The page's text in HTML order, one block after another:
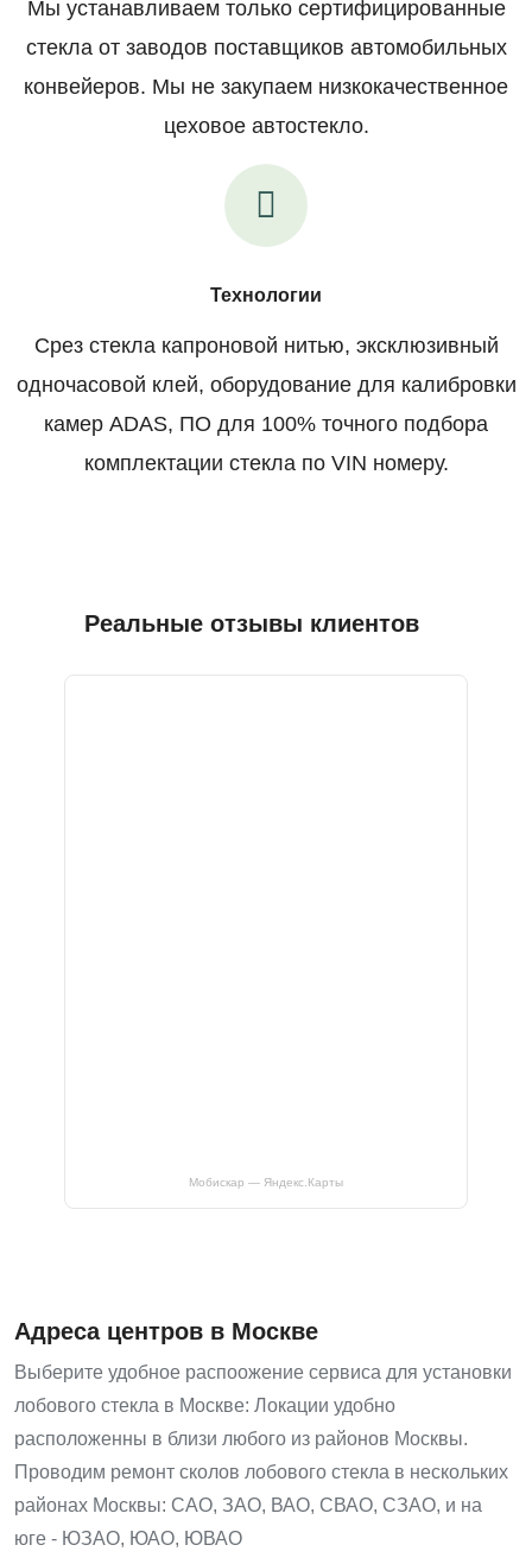
Мы устанавливаем только сертифицированные
стекла от заводов поставщиков автомобильных
конвейеров. Мы не закупаем низкокачественное
цеховое автостекло.
Технологии
Срез стекла капроновой нитью, эксклюзивный
одночасовой клей, оборудование для калибровки
камер ADAS, ПО для 100% точного подбора
комплектации стекла по VIN номеру.
Реальные отзывы клиентов
Мобискар — Яндекс.Карты
Адреса центров в Москве
Выберите удобное распоожение сервиса для установки
лобового стекла в Москве: Локации удобно
расположенны в близи любого из районов Москвы.
Проводим ремонт сколов лобового стекла в нескольких
районах Москвы: САО, ЗАО, ВАО, СВАО, СЗАО, и на
юге - ЮЗАО, ЮАО, ЮВАО